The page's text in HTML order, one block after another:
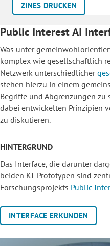
ZINES DRUCKEN
Public Interest AI
Was unter
komplex wie gesellschaftlich
Netzwerk unterschiedlicher
stehen hierzu in einem
Begriffe und Abgrenzungen zu
dabei entwickelten Prinzipien
zu diskutieren.
HINTERGRUND
Das Interface, die darunter
beiden KI-Prototypen sind
Forschungsprojekts Public
INTERFACE ERKUNDEN